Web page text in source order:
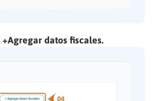
+Agregar datos fiscales.